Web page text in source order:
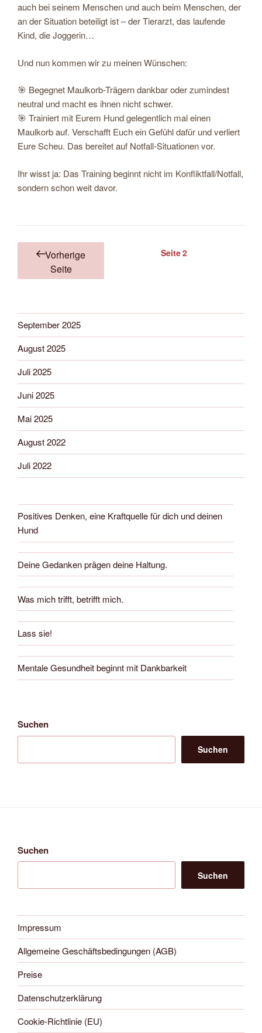
auch bei seinem Menschen und auch beim Menschen, der
an der Situation beteiligt ist – der Tierarzt, das laufende
Kind, die Joggerin…
Und nun kommen wir zu meinen Wünschen:
🎯 Begegnet Maulkorb-Trägern dankbar oder zumindest
neutral und macht es ihnen nicht schwer.
🎯 Trainiert mit Eurem Hund gelegentlich mal einen
Maulkorb auf. Verschafft Euch ein Gefühl dafür und verliert
Eure Scheu. Das bereitet auf Notfall-Situationen vor.
Ihr wisst ja: Das Training beginnt nicht im Konfliktfall/Notfall,
sondern schon weit davor.
Seitennummerierung
Beiträge
Vorherige
Seite
Seite2
September 2025
August 2025
Juli 2025
Juni 2025
Mai 2025
August 2022
Juli 2022
Positives Denken, eine Kraftquelle für dich und deinen
Hund
Deine Gedanken prägen deine Haltung.
Was mich trifft, betrifft mich.
Lass sie!
Mentale Gesundheit beginnt mit Dankbarkeit
Suchen
Suchen
Suchen
Suchen
Impressum
Allgemeine Geschäftsbedingungen (AGB)
Preise
Datenschutzerklärung
Cookie-Richtlinie (EU)